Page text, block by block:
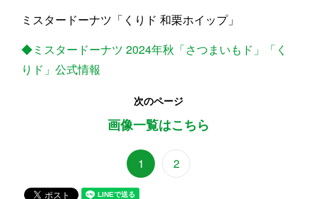
ミスタードーナツ「くりド 和栗ホイップ」
◆ミスタードーナツ 2024年秋「さつまいもド」「く
りド」公式情報
次のページ
画像一覧はこちら
1 2